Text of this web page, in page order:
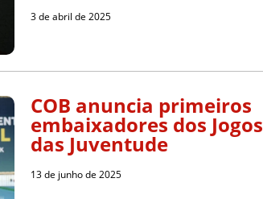
3 de abril de 2025
COB anuncia primeiros
embaixadores dos Jogos
das Juventude
13 de junho de 2025